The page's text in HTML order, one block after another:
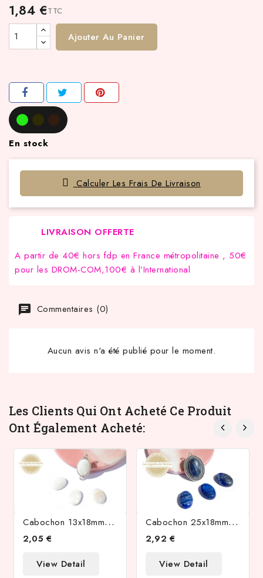
1,84 €TTC
Ajouter Au Panier
En stock
Calculer Les Frais De Livraison
LIVRAISON OFFERTE
A partir de 40€ hors fdp en France métropolitaine , 50€
pour les DROM-COM,100€ à l’International
Commentaires (0)
Aucun avis n'a été publié pour le moment.
Les Clients Qui Ont Acheté Ce Produit
Ont Également Acheté:
C
Abochon 13x18mm En Nacre Naturelle
2,05 €
View Detail
C
Abochon 25x18mm En Lapis Nazuli Naturel
2,92 €
View Detail